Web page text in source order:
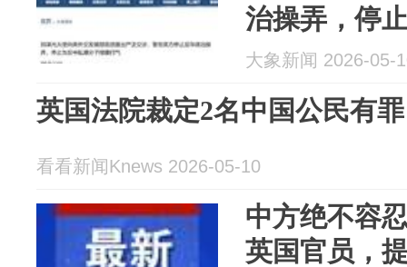
治操弄，停
腰打气
大象新闻 2026-05-
英国法院裁定2名中国公民有
看看新闻Knews 2026-05-10
中方绝不容
英国官员，